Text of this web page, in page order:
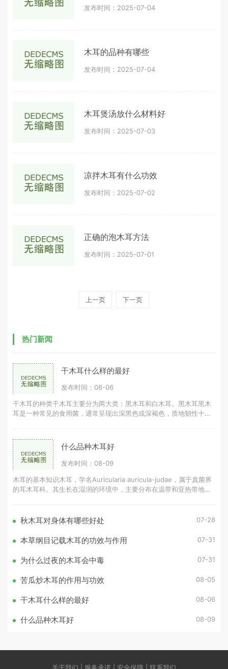
发布时间：2025-07-04
木耳的品种有哪些
发布时间：2025-07-04
木耳煲汤放什么材料好
发布时间：2025-07-03
凉拌木耳有什么功效
发布时间：2025-07-02
正确的泡木耳方法
发布时间：2025-07-01
上一页 下一页
热门新闻
干木耳什么样的最好
发布时间：08-06
干木耳的种类干木耳主要分为两大类：黑木耳和白木耳。黑木耳黑木
耳是一种常见的食用菌，通常呈现出深黑色或深褐色，质地韧性十
什么品种木耳好
发布时间：08-09
木耳的基本知识木耳，学名Auricularia auricula-judae，属于真菌界
的耳木耳科。其生长在湿润的环境中，主要分布在温带和亚热带地
秋木耳对身体有哪些好处 07-28
本草纲目记载木耳的功效与作用 07-31
为什么过夜的木耳会中毒 07-31
苦瓜炒木耳的作用与功效 08-05
干木耳什么样的最好 08-06
什么品种木耳好 08-09